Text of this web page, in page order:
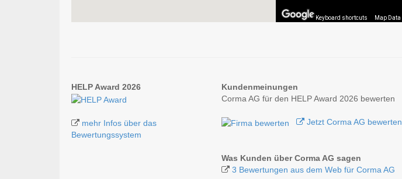
Keyboard shortcuts Map Data
HELP Award 2026
mehr Infos über das
Bewertungssystem
Kundenmeinungen
Corma AG für den HELP Award 2026 bewerten
Jetzt Corma AG bewerten
Was Kunden über Corma AG sagen
3 Bewertungen aus dem Web für Corma AG